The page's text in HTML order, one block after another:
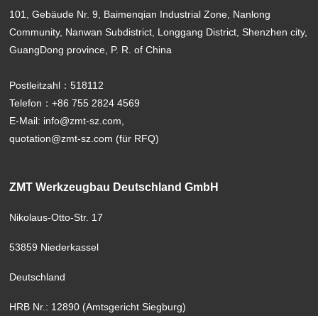
101, Gebäude Nr. 9, Baimenqian Industrial Zone, Nanlong
Community, Nanwan Subdistrict, Longgang District, Shenzhen city,
GuangDong province, P. R. of China
Postleitzahl：518112
Telefon：+86 755 2824 4569
E-Mail: info@zmt-sz.com,
quotation@zmt-sz.com (für RFQ)
ZMT Werkzeugbau Deutschland GmbH
Nikolaus-Otto-Str. 17
53859 Niederkassel
Deutschland
HRB Nr.: 12890 (Amtsgericht Siegburg)